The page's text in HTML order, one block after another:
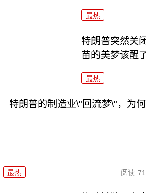
最热
特朗普突然关
苗的美梦该醒
最热
特朗普的制造业\"回流梦\"，为何
最热 阅读